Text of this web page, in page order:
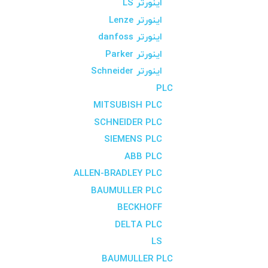
اینورتر LS
اینورتر Lenze
اینورتر danfoss
اینورتر Parker
اینورتر Schneider
PLC
MITSUBISH PLC
SCHNEIDER PLC
SIEMENS PLC
ABB PLC
ALLEN-BRADLEY PLC
BAUMULLER PLC
BECKHOFF
DELTA PLC
LS
BAUMULLER PLC